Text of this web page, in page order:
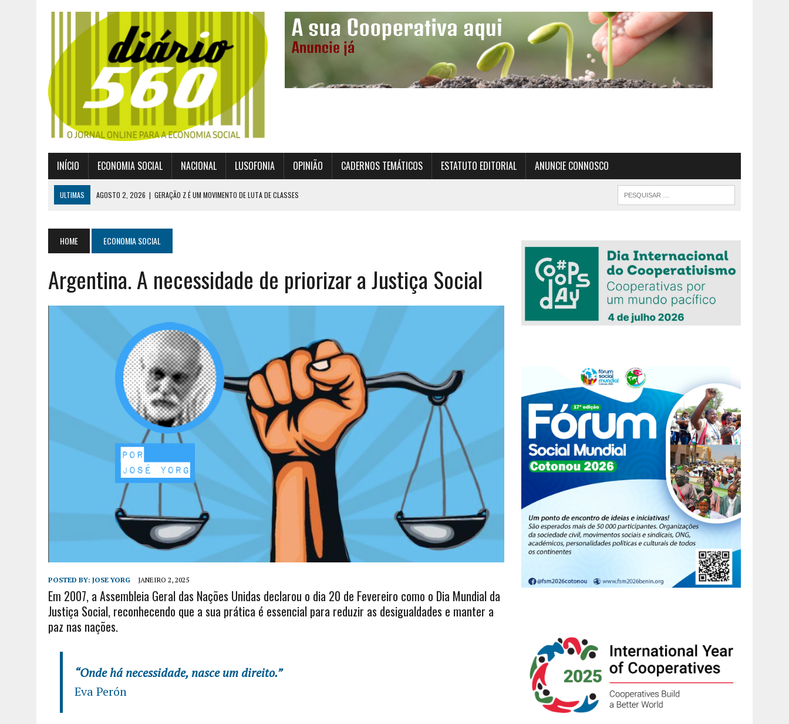
INÍCIO ECONOMIA SOCIAL NACIONAL LUSOFONIA OPINIÃO CADERNOS TEMÁTICOS ESTATUTO EDITORIAL ANUNCIE CONNOSCO
ULTIMAS AGOSTO 2, 2026 | GERAÇÃO Z É UM MOVIMENTO DE LUTA DE CLASSES
JULHO 26, 2026 | UM MARCO QUE REDEFINE O COOPERATIVISMO GLOBAL
AGOSTO 6, 2026
UM ENTRE MUITOS
HOME ECONOMIA SOCIAL
Argentina. A necessidade de priorizar a Justiça Social
POSTED BY: JOSE YORG JANEIRO 2, 2025
Em 2007, a Assembleia Geral das Nações Unidas declarou o dia 20 de Fevereiro como o Dia Mundial da
Justiça Social, reconhecendo que a sua prática é essencial para reduzir as desigualdades e manter a
paz nas nações.
“Onde há necessidade, nasce um direito.”
Eva Perón